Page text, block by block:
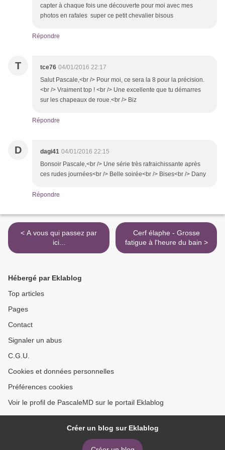
capter à chaque fois une découverte pour moi avec mes
photos en rafales super ce petit chevalier bisous
Répondre
T tce76 04/01/2016 22:17
Salut Pascale,<br /> Pour moi, ce sera la 8 pour la précision.
<br /> Vraiment top ! <br /> Une excellente que tu démarres
sur les chapeaux de roue.<br /> Biz
Répondre
D dagi41 04/01/2016 22:15
Bonsoir Pascale,<br /> Une série très rafraichissante après
ces rudes journées<br /> Belle soirée<br /> Bises<br /> Dany
Répondre
< A vous qui passez par
ici...
Cerf élaphe - Grosse
fatigue à l'heure du bain >
Hébergé par Eklablog
Top articles
Pages
Contact
Signaler un abus
C.G.U.
Cookies et données personnelles
Préférences cookies
Voir le profil de PascaleMD sur le portail Eklablog
Créer un blog sur Eklablog